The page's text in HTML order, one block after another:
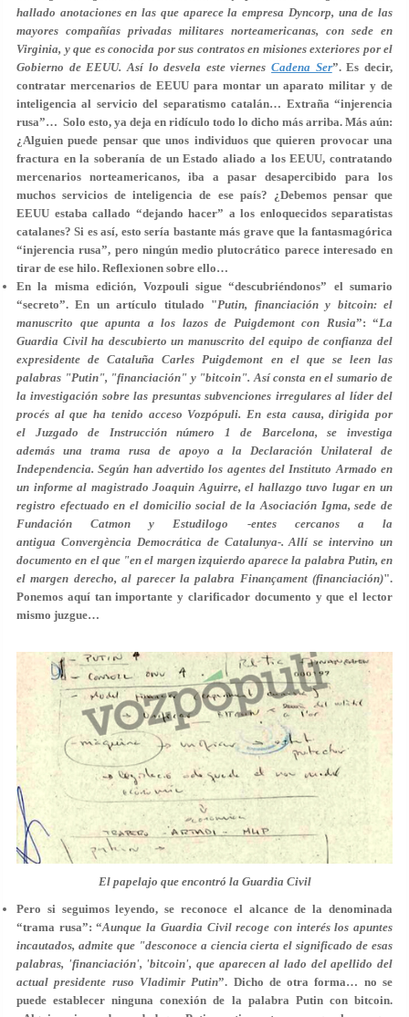
hallado anotaciones en las que aparece la empresa Dyncorp, una de las
mayores compañías privadas militares norteamericanas, con sede en
Virginia, y que es conocida por sus contratos en misiones exteriores por el
Gobierno de EEUU. Así lo desvela este viernesCadena Ser”. Es decir,
contratar mercenarios de EEUU para montar un aparato militar y de
inteligencia al servicio del separatismo catalán… Extraña “injerencia
rusa”… Solo esto, ya deja en ridículo todo lo dicho más arriba. Más aún:
¿Alguien puede pensar que unos individuos que quieren provocar una
fractura en la soberanía de un Estado aliado a los EEUU, contratando
mercenarios norteamericanos, iba a pasar desapercibido para los
muchos servicios de inteligencia de ese país? ¿Debemos pensar que
EEUU estaba callado “dejando hacer” a los enloquecidos separatistas
catalanes? Si es así, esto sería bastante más grave que la fantasmagórica
“injerencia rusa”, pero ningún medio plutocrático parece interesado en
tirar de ese hilo. Reflexionen sobre ello…
En la misma edición, Vozpouli sigue “descubriéndonos” el sumario
“secreto”. En un artículo titulado "Putin, financiación y bitcoin: el
manuscrito que apunta a los lazos de Puigdemont con Rusia”: “La
Guardia Civil ha descubierto un manuscrito del equipo de confianza del
expresidente de Cataluña Carles Puigdemont en el que se leen las
palabras "Putin", "financiación" y "bitcoin". Así consta en el sumario de
la investigación sobre las presuntas subvenciones irregulares al líder del
procés al que ha tenido acceso Vozpópuli. En esta causa, dirigida por
el Juzgado de Instrucción número 1 de Barcelona, se investiga
además una trama rusa de apoyo a la Declaración Unilateral de
Independencia. Según han advertido los agentes del Instituto Armado en
un informe al magistrado Joaquin Aguirre, el hallazgo tuvo lugar en un
registro efectuado en el domicilio social de la Asociación Igma, sede de
Fundación Catmon y Estudilogo -entes cercanos a la
antigua Convergència Democrática de Catalunya-. Allí se intervino un
documento en el que "en el margen izquierdo aparece la palabra Putin, en
el margen derecho, al parecer la palabra Finançament (financiación)".
Ponemos aquí tan importante y clarificador documento y que el lector
mismo juzgue…
El papelajo que encontró la Guardia Civil
Pero si seguimos leyendo, se reconoce el alcance de la denominada
“trama rusa”: “Aunque la Guardia Civil recoge con interés los apuntes
incautados, admite que "desconoce a ciencia cierta el significado de esas
palabras, 'financiación', 'bitcoin', que aparecen al lado del apellido del
actual presidente ruso Vladimir Putin”. Dicho de otra forma… no se
puede establecer ninguna conexión de la palabra Putin con bitcoin.